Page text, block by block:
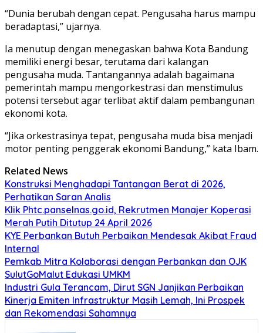
“Dunia berubah dengan cepat. Pengusaha harus mampu
beradaptasi,” ujarnya.
Ia menutup dengan menegaskan bahwa Kota Bandung
memiliki energi besar, terutama dari kalangan
pengusaha muda. Tantangannya adalah bagaimana
pemerintah mampu mengorkestrasi dan menstimulus
potensi tersebut agar terlibat aktif dalam pembangunan
ekonomi kota.
“Jika orkestrasinya tepat, pengusaha muda bisa menjadi
motor penting penggerak ekonomi Bandung,” kata Ibam.
Related News
Konstruksi Menghadapi Tantangan Berat di 2026,
Perhatikan Saran Analis
Klik Phtc.panselnas.go.id, Rekrutmen Manajer Koperasi
Merah Putih Ditutup 24 April 2026
KYE Perbankan Butuh Perbaikan Mendesak Akibat Fraud
Internal
Pemkab Mitra Kolaborasi dengan Perbankan dan OJK
SulutGoMalut Edukasi UMKM
Industri Gula Terancam, Dirut SGN Janjikan Perbaikan
Kinerja Emiten Infrastruktur Masih Lemah, Ini Prospek
dan Rekomendasi Sahamnya